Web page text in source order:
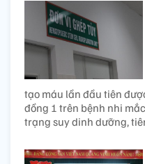
tạo máu lần đầu tiên
đồng 1 trên bệnh nhi
trạng suy dinh dưỡng,